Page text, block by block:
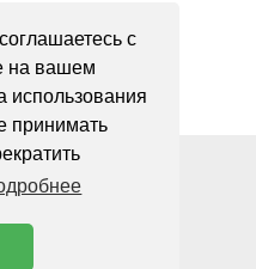
с
на вашем
использования
принимать
В КОРЗИНУ